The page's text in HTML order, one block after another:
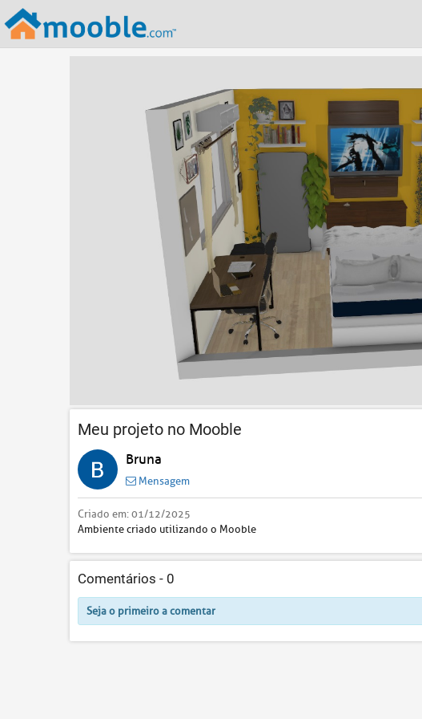
Meu projeto no Mooble
Bruna
Mensagem
Criado em:01/12/2025
Ambiente criado utilizando o Mooble
Comentários - 0
Seja o primeiro a comentar